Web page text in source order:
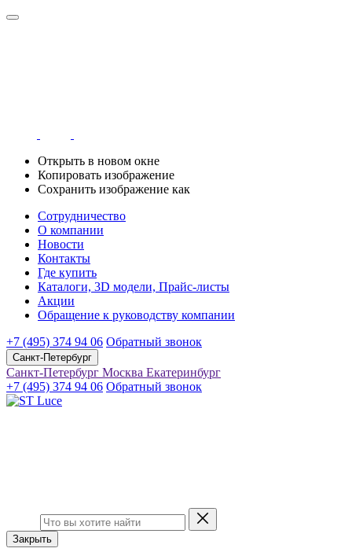
Открыть в новом окне
Копировать изображение
Сохранить изображение как
Сотрудничество
О компании
Новости
Контакты
Где купить
Каталоги, 3D модели, Прайс-листы
Акции
Обращение к руководству компании
+7 (495) 374 94 06 Обратный звонок
Санкт-Петербург
Санкт-Петербург Москва Екатеринбург
+7 (495) 374 94 06 Обратный звонок
Закрыть